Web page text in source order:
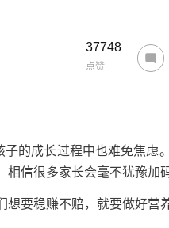
37748
点赞
的成长过程中也难免焦虑
信很多家长会毫不犹豫加
要稳赚不赔，就要做好营养